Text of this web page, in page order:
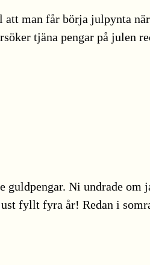
man får börja julpynta
tjäna pengar på julen
guldpengar. Ni undrade
fyllt fyra år! Redan i